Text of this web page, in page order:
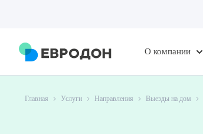
О компании
Главная Услуги Направления Выезды на дом